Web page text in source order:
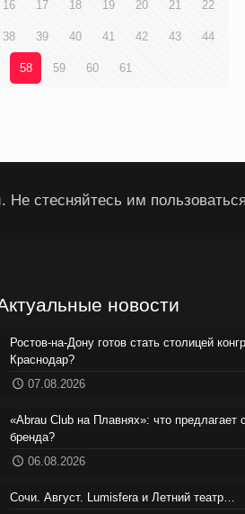
16 17 18 19 20 21 22
38 39 40 41 42 43 44
58 59 60 61
стесняйтесь им
новости
Ростов-на-Дону готов стать столицей
Краснодар?
07.08.2026
«Abrau Club на Плавнях»: что предлагает
бренда?
06.08.2026
Сочи. Август. Lumisfera и Летний театр…